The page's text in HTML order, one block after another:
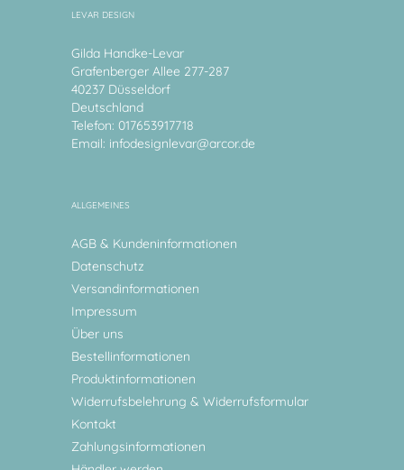
LEVAR DESIGN
Gilda Handke-Levar
Grafenberger Allee 277-287
40237 Düsseldorf
Deutschland
Telefon: 017653917718
Email: infodesignlevar@arcor.de
ALLGEMEINES
AGB & Kundeninformationen
Datenschutz
Versandinformationen
Impressum
Über uns
Bestellinformationen
Produktinformationen
Widerrufsbelehrung & Widerrufsformular
Kontakt
Zahlungsinformationen